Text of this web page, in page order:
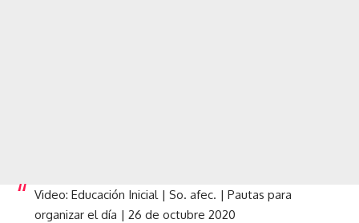
Video: Educación Inicial | So. afec. | Pautas para
organizar el día | 26 de octubre 2020